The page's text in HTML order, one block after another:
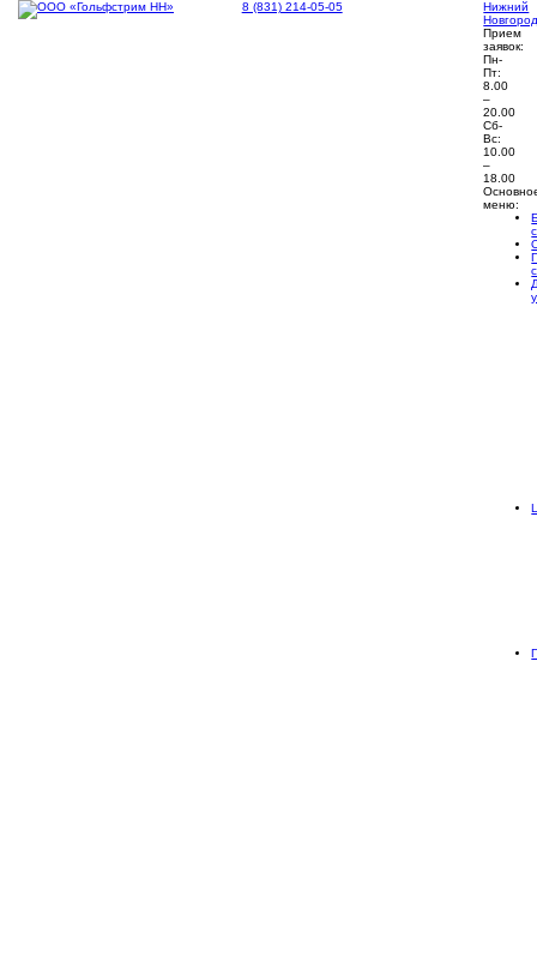
8 (831) 214-05-05
Нижний
Прием
заявок:
Пн-
Пт:
8.00
–
20.00
Сб-
Вс:
10.00
–
18.00
меню: